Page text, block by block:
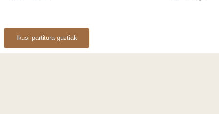
Ikusi partitura guztiak